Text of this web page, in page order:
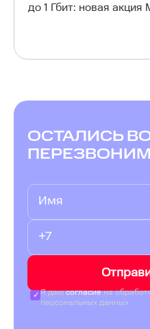
до 1 Гбит: новая акция
ОСТАЛИСЬ
Я даюсогласиена
персональных данных